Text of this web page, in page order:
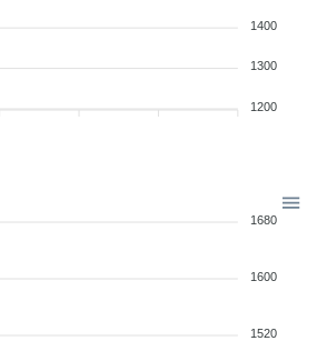
1400
1300
1200
1680
1600
1520